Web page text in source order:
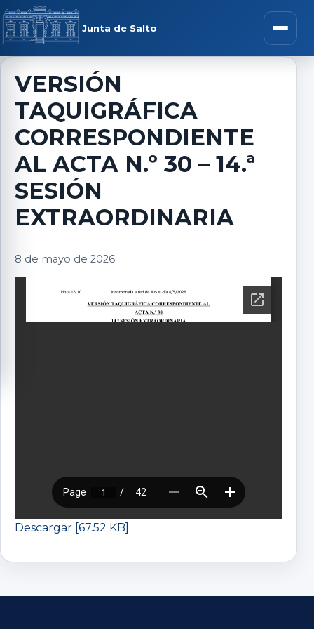
Saltar al contenido
Junta de Salto Abrir
menú
VERSIÓN
TAQUIGRÁFICA
CORRESPONDIENTE
AL ACTA N.º 30 – 14.ª
SESIÓN
EXTRAORDINARIA
8 de mayo de 2026
Descargar [67.52 KB]